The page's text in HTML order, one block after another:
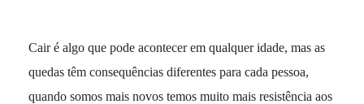
Cair é algo que pode acontecer em qualquer idade, mas as
quedas têm consequências diferentes para cada pessoa,
quando somos mais novos temos muito mais resistência aos